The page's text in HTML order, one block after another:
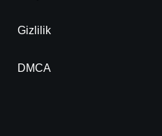
Gizlilik
DMCA